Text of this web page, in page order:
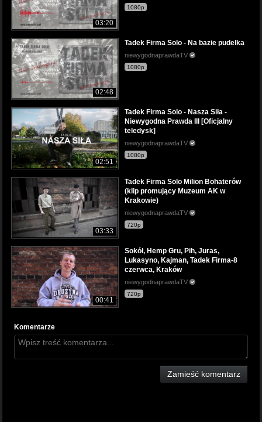
03:20
1080p
02:48
Tadek Firma Solo - Na bazie pudelka
niewygodnaprawdaTV
1080p
02:51
Tadek Firma Solo - Nasza Siła -
Niewygodna Prawda III [Oficjalny
teledysk]
niewygodnaprawdaTV
1080p
03:33
Tadek Firma Solo Milion Bohaterów
(klip promujący Muzeum AK w
Krakowie)
niewygodnaprawdaTV
720p
00:41
Sokół, Hemp Gru, Pih, Juras,
Lukasyno, Kajman, Tadek Firma-8
czerwca, Kraków
niewygodnaprawdaTV
720p
Komentarze
Zamieść komentarz